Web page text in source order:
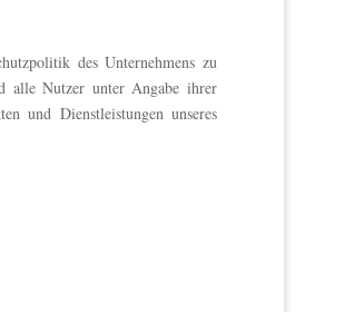
des Unternehmens zu
alle Nutzer unter Angabe ihrer
und Dienstleistungen unseres